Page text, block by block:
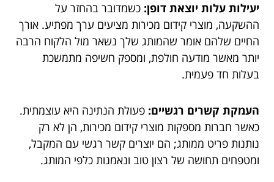
יעילות עלות יוצאת דופן: כשמדובר בהחזר על
ההשקעה, מוצרי קידום מכירות מציעים ערך מפתיע. אורך
החיים שלהם אומר שהמותג שלך נשאר מול הלקוח הרבה
יותר מאשר מודעה חולפת, ומספק חשיפה מתמשכת
בעלות חד פעמית.
העמקת קשרים רגשיים: פעולת הנתינה היא עוצמתית.
כאשר חברות מספקות מוצרי קידום מכירות, הן לא רק
נותנות פריט ממותג; הם יוצרים קשר רגשי עם המקבל,
ומטפחים תחושה של רצון טוב ונאמנות כלפי המותג.